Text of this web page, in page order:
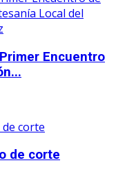
Encuentro
de corte